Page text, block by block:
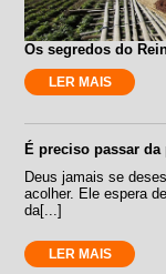
Os segredos do
LER MAIS
É preciso passar da
Deus jamais se
acolher. Ele espera
da[...]
LER MAIS